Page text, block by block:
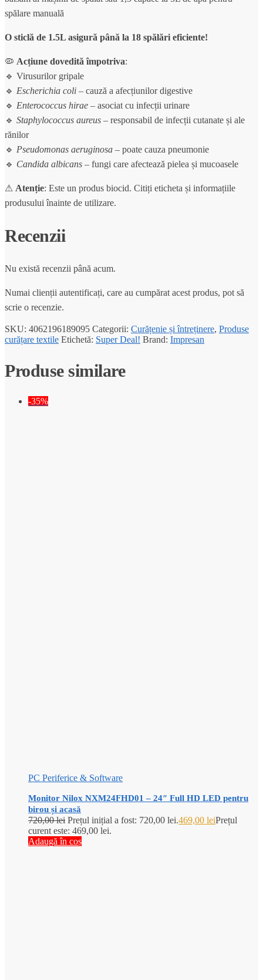
spălare manuală
O sticlă de 1.5L asigură până la 18 spălări eficiente!
🦠 Acțiune dovedită împotriva:
🔹 Virusurilor gripale
🔹 Escherichia coli – cauză a afecțiunilor digestive
🔹 Enterococcus hirae – asociat cu infecții urinare
🔹 Staphylococcus aureus – responsabil de infecții cutanate și ale
rănilor
🔹 Pseudomonas aeruginosa – poate cauza pneumonie
🔹 Candida albicans – fungi care afectează pielea și mucoasele
⚠ Atenție: Este un produs biocid. Citiți eticheta și informațiile
produsului înainte de utilizare.
Recenzii
Nu există recenzii până acum.
Numai clienții autentificați, care au cumpărat acest produs, pot să
scrie o recenzie.
SKU: 4062196189095 Categorii: Curățenie și întreținere, Produse
curățare textile Etichetă: Super Deal! Brand: Impresan
Produse similare
-35%
PC Periferice & Software
Monitor Nilox NXM24FHD01 – 24″ Full HD LED pentru
birou și acasă
720,00lei Prețul inițial a fost: 720,00 lei.469,00 leiPrețul
curent este: 469,00 lei.
Adaugă în coș